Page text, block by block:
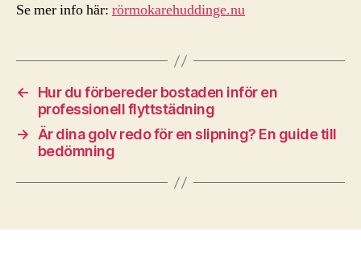
Se mer info här: rörmokarehuddinge.nu
←
Hur du förbereder bostaden inför en
professionell flyttstädning
→
Är dina golv redo för en slipning? En guide till
bedömning